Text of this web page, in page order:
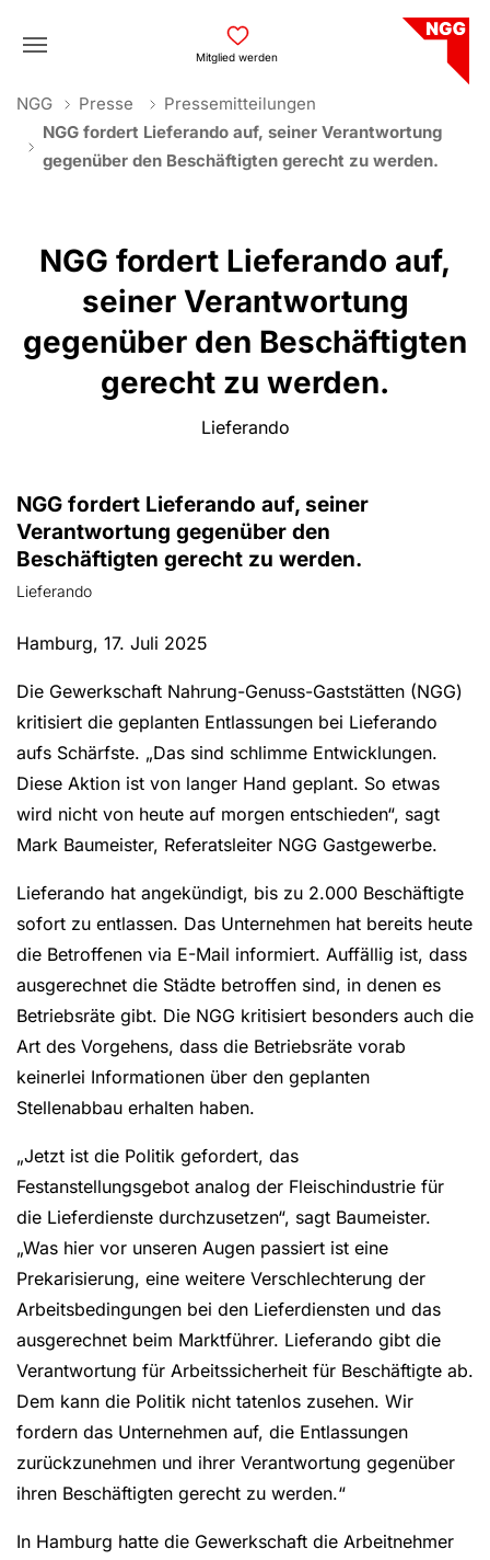
Mitglied werden
You are here:
NGG Presse
Pressemitteilungen
NGG fordert Lieferando auf, seiner Verantwortung
gegenüber den Beschäftigten gerecht zu werden.
NGG fordert Lieferando auf,
seiner Verantwortung
gegenüber den Beschäftigten
gerecht zu werden.
Lieferando
NGG fordert Lieferando auf, seiner
Verantwortung gegenüber den
Beschäftigten gerecht zu werden.
Lieferando
Hamburg, 17. Juli 2025
Die Gewerkschaft Nahrung-Genuss-Gaststätten (NGG)
kritisiert die geplanten Entlassungen bei Lieferando
aufs Schärfste. „Das sind schlimme Entwicklungen.
Diese Aktion ist von langer Hand geplant. So etwas
wird nicht von heute auf morgen entschieden“, sagt
Mark Baumeister, Referatsleiter NGG Gastgewerbe.
Lieferando hat angekündigt, bis zu 2.000 Beschäftigte
sofort zu entlassen. Das Unternehmen hat bereits heute
die Betroffenen via E-Mail informiert. Auffällig ist, dass
ausgerechnet die Städte betroffen sind, in denen es
Betriebsräte gibt. Die NGG kritisiert besonders auch die
Art des Vorgehens, dass die Betriebsräte vorab
keinerlei Informationen über den geplanten
Stellenabbau erhalten haben.
„Jetzt ist die Politik gefordert, das
Festanstellungsgebot analog der Fleischindustrie für
die Lieferdienste durchzusetzen“, sagt Baumeister.
„Was hier vor unseren Augen passiert ist eine
Prekarisierung, eine weitere Verschlechterung der
Arbeitsbedingungen bei den Lieferdiensten und das
ausgerechnet beim Marktführer. Lieferando gibt die
Verantwortung für Arbeitssicherheit für Beschäftigte ab.
Dem kann die Politik nicht tatenlos zusehen. Wir
fordern das Unternehmen auf, die Entlassungen
zurückzunehmen und ihrer Verantwortung gegenüber
ihren Beschäftigten gerecht zu werden.“
In Hamburg hatte die Gewerkschaft die Arbeitnehmer